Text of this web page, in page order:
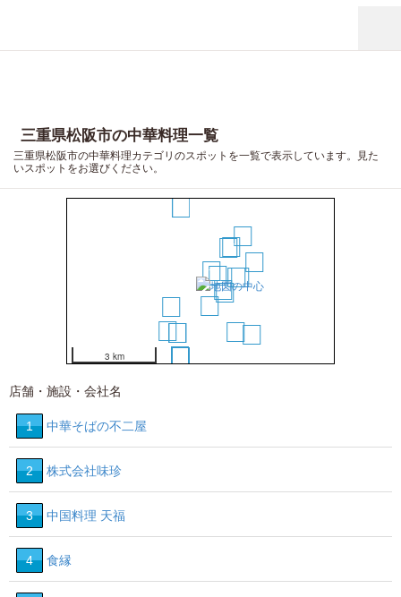
三重県松阪市の中華料理一覧
三重県松阪市の中華料理カテゴリのスポットを一覧で表示しています。見た
いスポットをお選びください。
12
34
7
11
3 km
店舗・施設・会社名
1 中華そばの不二屋
2 株式会社味珍
3 中国料理 天福
4 食縁